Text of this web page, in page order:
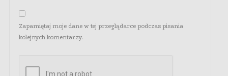
Zapamiętaj moje dane w tej przeglądarce podczas pisania
kolejnych komentarzy.